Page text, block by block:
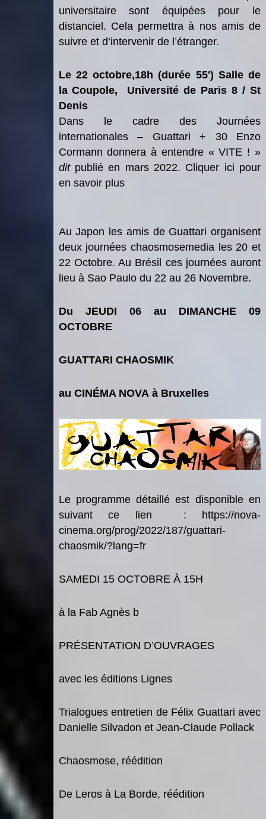
universitaire sont équipées pour le
distanciel. Cela permettraà nos amis de
suivre et d’intervenir de l’étranger.
Le 22 octobre,18h (durée 55′) Salle de
la Coupole, Université de Paris 8 / St
Denis
Dans le cadre des Journées
internationales – Guattari + 30 Enzo
Cormann donnera à entendre « VITE ! »
dit publié en mars 2022. Cliquer ici pour
en savoir plus
AuJapon les amis de Guattari organisent
deux journées chaosmosemedia les 20 et
22 Octobre. Au Brésil ces journées auront
lieu à Sao Paulo du 22 au 26 Novembre.
Du JEUDI 06 au DIMANCHE 09
OCTOBRE
GUATTARI CHAOSMIK
au CINÉMA NOVA à Bruxelles
Le programme détaillé est disponible en
suivant ce lien :
https://nova-
cinema.org/prog/2022/187/guattari-
chaosmik/?lang=fr
SAMEDI 15 OCTOBRE À 15H
à la Fab Agnès b
PRÉSENTATION D’OUVRAGES
avec les éditions Lignes
Trialoguesentretien de Félix Guattari avec
Danielle Silvadon et Jean-Claude Pollack
Chaosmose, réédition
De Leros à La Borde, réédition